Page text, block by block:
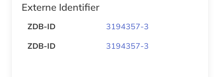
Externe Identifier
ZDB-ID
3194357-3
ZDB-ID
3194357-3